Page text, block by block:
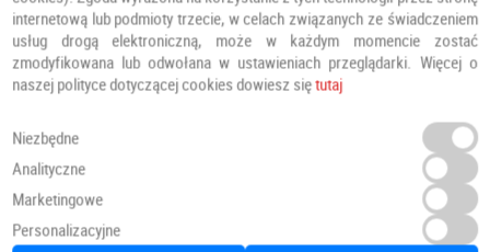
internetową lub podmioty trzecie, w celach związanych ze świadczeniem
usług drogą elektroniczną, może w każdym momencie zostać
zmodyfikowana lub odwołana w ustawieniach przeglądarki. Więcej o
naszej polityce dotyczącej cookies dowiesz siętutaj
Niezbędne
Analityczne
Marketingowe
Personalizacyjne